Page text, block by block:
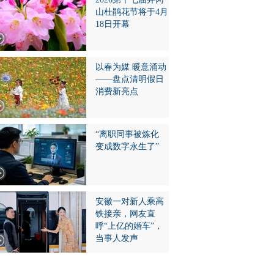
山杜鹃花节将于4月
18日开幕
以春为媒 暖意涌动
——盘点清明假日
消费新亮点
“离职同事被炼化
变成数字永生了”
安徽一对新人乘高
铁接亲，网友直
呼“上亿的婚车”，
当事人发声